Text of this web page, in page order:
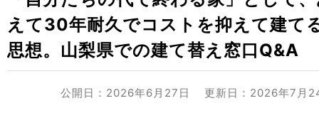
えて30年耐久でコストを抑えて建て
思想。山梨県での建て替え窓口Q&A
公開日：2026年6月27日 更新日：2026年7月